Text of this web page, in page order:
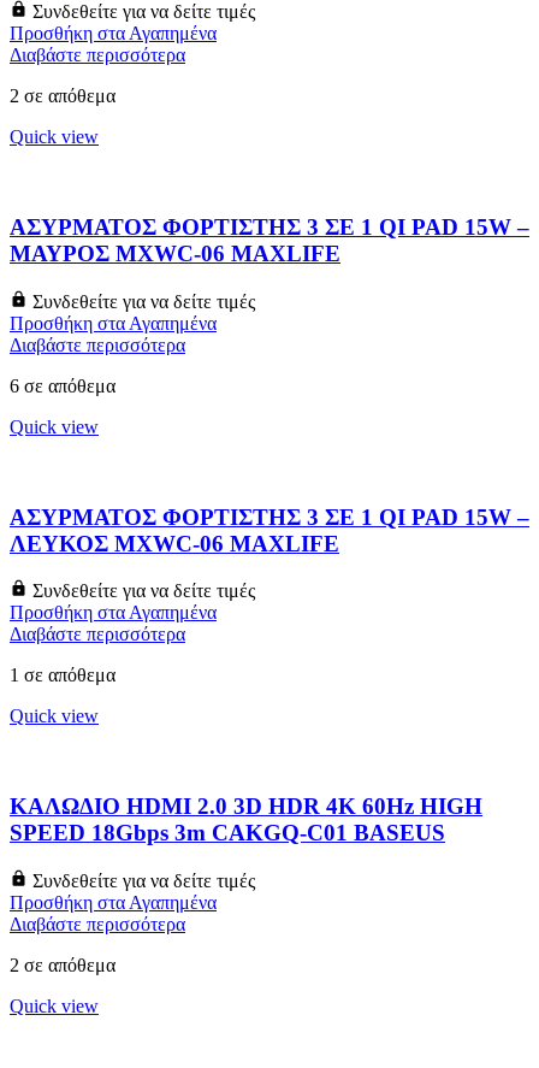
Συνδεθείτε για να δείτε τιμές
Προσθήκη στα Αγαπημένα
Διαβάστε περισσότερα
2 σε απόθεμα
Quick view
ΑΣΥΡΜΑΤΟΣ ΦΟΡΤΙΣΤΗΣ 3 ΣΕ 1 QI PAD 15W –
ΜΑΥΡΟΣ MXWC-06 MAXLIFE
Συνδεθείτε για να δείτε τιμές
Προσθήκη στα Αγαπημένα
Διαβάστε περισσότερα
6 σε απόθεμα
Quick view
ΑΣΥΡΜΑΤΟΣ ΦΟΡΤΙΣΤΗΣ 3 ΣΕ 1 QI PAD 15W –
ΛΕΥΚΟΣ MXWC-06 MAXLIFE
Συνδεθείτε για να δείτε τιμές
Προσθήκη στα Αγαπημένα
Διαβάστε περισσότερα
1 σε απόθεμα
Quick view
ΚΑΛΩΔΙΟ HDMI 2.0 3D HDR 4K 60Hz HIGH
SPEED 18Gbps 3m CAKGQ-C01 BASEUS
Συνδεθείτε για να δείτε τιμές
Προσθήκη στα Αγαπημένα
Διαβάστε περισσότερα
2 σε απόθεμα
Quick view